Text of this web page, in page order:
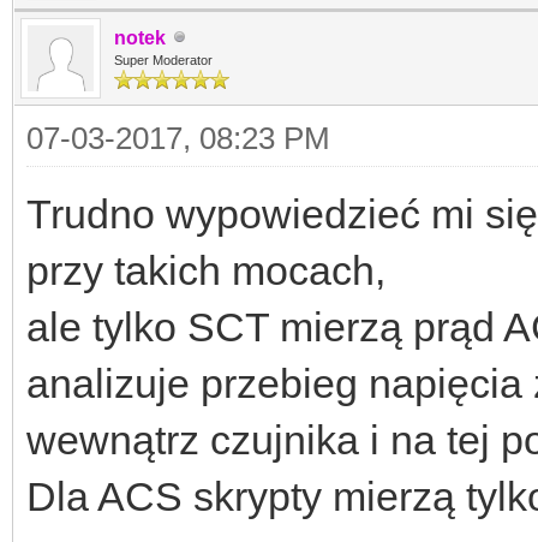
notek
Super Moderator
07-03-2017, 08:23 PM
Trudno wypowiedzieć mi
przy takich mocach,
ale tylko SCT mierzą prąd
analizuje przebieg
wewnątrz czujnika i na tej
Dla ACS skrypty mierzą